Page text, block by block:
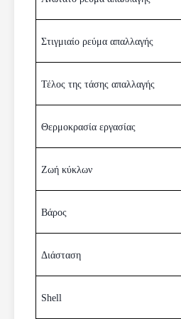
Στιγμιαίο ρεύμα απαλλαγής
Τέλος της τάσης απαλλαγής
Θερμοκρασία εργασίας
Ζωή κύκλων
Βάρος
Διάσταση
Shell